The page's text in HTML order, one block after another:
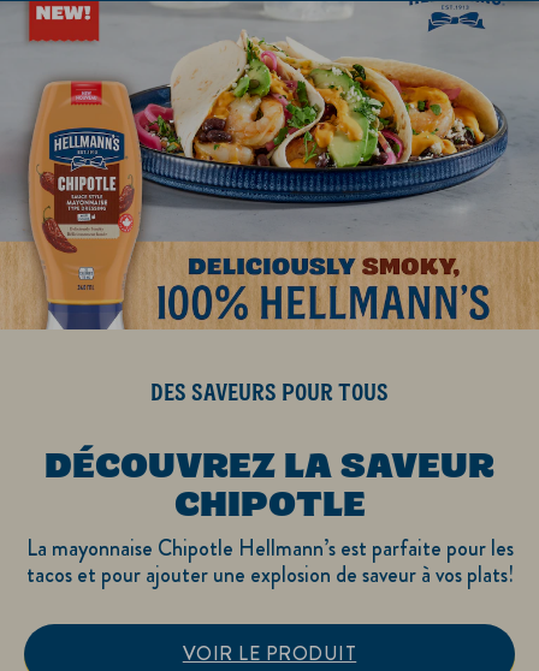
DES SAVEURS POUR TOUS
DÉCOUVREZ LA SAVEUR
CHIPOTLE
La mayonnaise Chipotle Hellmann’s est parfaite pour les
tacos et pour ajouter une explosion de saveur à vos plats!
VOIR LE PRODUITDécouvrez la saveur